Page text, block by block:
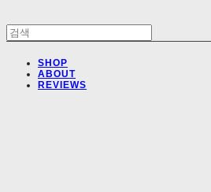
SHOP
ABOUT
REVIEWS